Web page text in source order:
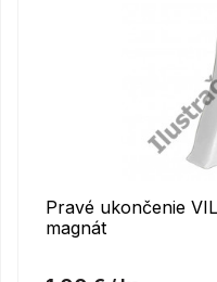
Pravé ukončenie
magnát